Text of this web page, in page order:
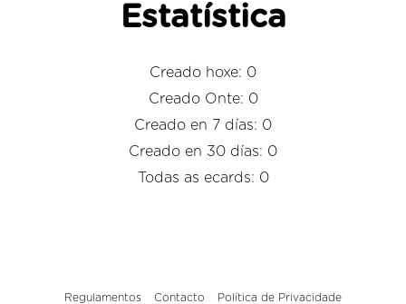
Estatística
Creado hoxe: 0
Creado Onte: 0
Creado en 7 días: 0
Creado en 30 días: 0
Todas as ecards: 0
Regulamentos Contacto Política de Privacidade